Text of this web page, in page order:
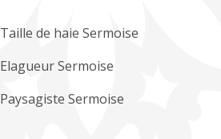
Taille de haie Sermoise
Elagueur Sermoise
Paysagiste Sermoise